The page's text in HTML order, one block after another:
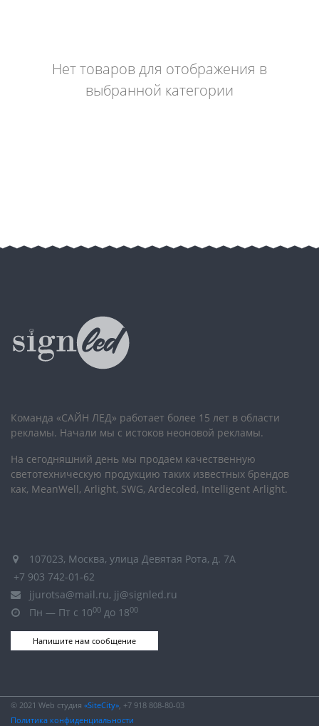
Нет товаров для отображения в
выбранной категории
Команда «САЙН ЛЕД» работает более 15 лет в области
рекламы. Начали мы с истоков неоновой рекламы.
На сегодняшний день мы продаем качественную
светотехническую продукцию таких известных брендов
как, MeanWell, Arlight, SWG, Ardecoled, Intelligent Arlight.
107023, Москва, улица Девятая Рота, д. 7А
+7 903 742-01-62
jjurotsa@mail.ru, jj@signled.ru
Пн — Пт с 1000 до 1800
Напишите нам сообщение
© 2021 Web студия «SiteCity», +7 918 808-80-03
Политика конфиденциальности